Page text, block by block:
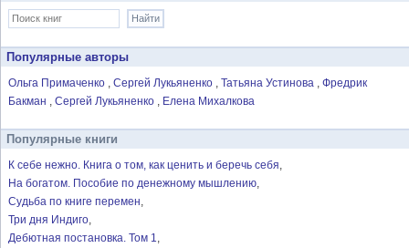
Популярные авторы
Ольга Примаченко Сергей Лукьяненко Татьяна Устинова
Фредрик
Бакман
Сергей Лукьяненко Елена Михалкова
Популярные книги
К себе нежно. Книга о том, как ценить и беречь себя
На богатом. Пособие по денежному мышлению
Судьба по книге перемен
Три дня Индиго
Дебютная постановка. Том 1